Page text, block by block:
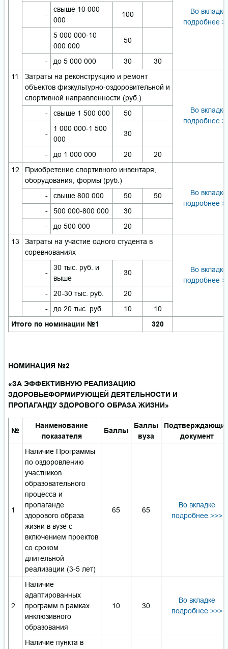
Во вкладке
подробнее
-
свыше 10 000
000
100
-
5 000 000-10
000 000
50
- до 5 000 000 30
30
11
Затраты на реконструкцию и ремонт
объектов физкультурно-оздоровительной и
спортивной направленности (руб.)
Во вкладке
подробнее
- свыше 1 500 000 50
-
1 000 000-1 500
000
30
- до 1 000 000 20
20
12
Приобретение спортивного инвентаря,
оборудования, формы (руб.)
Во вкладке
подробнее
- свыше 800 000 50
50
-
500 000-800 000
30
-
до 500 000
20
13
Затраты на участие одного студента в
соревнованиях
Во вкладке
подробнее
-
30 тыс. руб. и
выше
30
- 20-30 тыс. руб.
20
-
до 20 тыс. руб. 10
10
Итого по номинации №1
320
НОМИНАЦИЯ №2
«ЗА ЭФФЕКТИВНУЮ РЕАЛИЗАЦИЮ
ЗДОРОВЬЕФОРМИРУЮЩЕЙ ДЕЯТЕЛЬНОСТИ И
ПРОПАГАНДУ ЗДОРОВОГО ОБРАЗА ЖИЗНИ»
№
Наименование
показателя
Баллы
Баллы
вуза
документ
1
Наличие Программы
по оздоровлению
участников
образовательного
процесса и
пропаганде
здорового образа
жизни в вузе с
включением проектов
со сроком
длительной
реализации (3-5 лет)
65 65
Во вкладке
подробнее >>>
2
Наличие
адаптированных
программ в рамках
инклюзивного
образования
10 30
Во вкладке
подробнее >>>
Наличие пункта в